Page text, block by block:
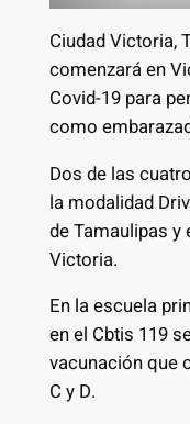
Ciudad Victoria,
comenzará en
Covid-19 para
como
Dos de las
la modalidad
de Tamaulipas y
Victoria.
En la escuela
en el Cbtis 119
vacunación que
C y D.